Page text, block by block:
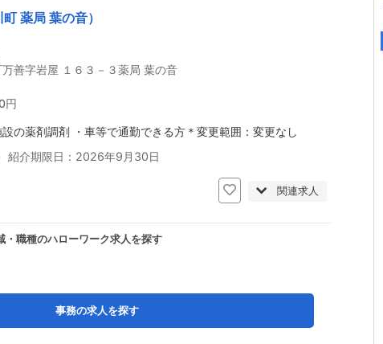
薬局 葉の音）
善字岩屋 １６３－３薬局 葉の音
円
の薬剤調剤 ・車等で通勤できる方＊変更範囲：変更なし
介期限日：2026年9月30日
関連求人
・職種のハローワーク求人を探す
事務の求人を探す